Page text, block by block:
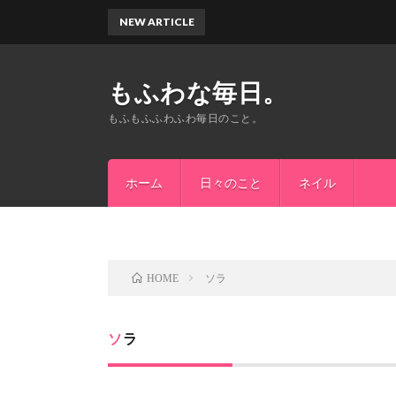
もふわな毎日。
もふもふふわふわ毎日のこと。
ホーム 日々のこと ネイル
NEW ARTICLE
HOME ソラ
ソラ